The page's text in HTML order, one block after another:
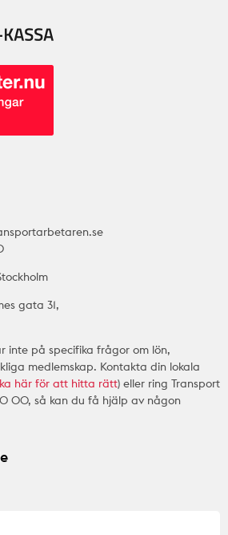
gata 31,
inte på specifika frågor om lön,
medlemskap. Kontakta din lokala
här för att hitta rätt) eller ring Transport
00, så kan du få hjälp av någon